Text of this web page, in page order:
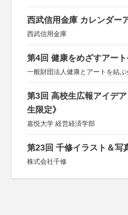
しん生命保険株式会社
西武信用金庫 カレンダー
西武信用金庫
第4回 健康をめざすアー
一般財団法人健康とアートを結ぶ
第3回 高校生広報アイデ
生限定》
嘉悦大学 経営経済学部
第23回 千修イラスト＆写
株式会社千修